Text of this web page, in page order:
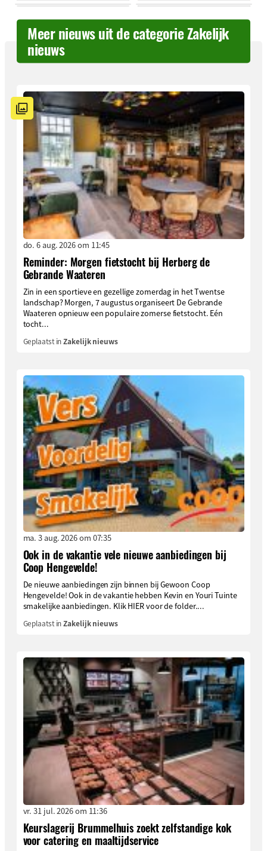
Meer nieuws uit de categorie Zakelijk
nieuws
do. 6 aug. 2026 om 11:45
Reminder: Morgen fietstocht bij Herberg de
Gebrande Waateren
Zin in een sportieve en gezellige zomerdag in het Twentse
landschap? Morgen, 7 augustus organiseert De Gebrande
Waateren opnieuw een populaire zomerse fietstocht. Eén
tocht...
Geplaatst inZakelijk nieuws
ma. 3 aug. 2026 om 07:35
Ook in de vakantie vele nieuwe aanbiedingen bij
Coop Hengevelde!
De nieuwe aanbiedingen zijn binnen bij Gewoon Coop
Hengevelde! Ook in de vakantie hebben Kevin en Youri Tuinte
smakelijke aanbiedingen. Klik HIER voor de folder....
Geplaatst inZakelijk nieuws
vr. 31 jul. 2026 om 11:36
Keurslagerij Brummelhuis zoekt zelfstandige kok
voor catering en maaltijdservice